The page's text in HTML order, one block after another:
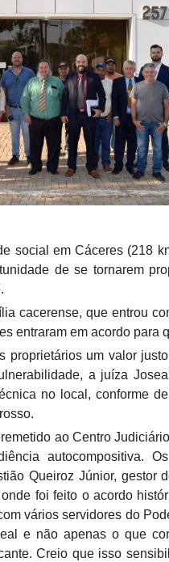
social em Cáceres (218
de se tornarem
cacerense, que entrou
entraram em acordo para
proprietários um valor
a juíza
no local, conforme
ao Centro
autocompositiva.
Queiroz Júnior, gestor
foi feito o acordo
vários servidores do
e não apenas o que
Creio que isso